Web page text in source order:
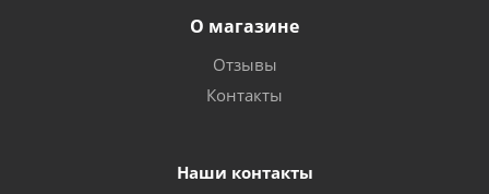
О магазине
Отзывы
Контакты
Наши контакты